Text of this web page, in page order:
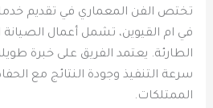
تختص الفن المعماري في تقديم
في ام القيوين، تشمل أعمال الصيانة
الطارئة. يعتمد الفريق على خبرة
سرعة التنفيذ وجودة النتائج مع
الممتلكات.